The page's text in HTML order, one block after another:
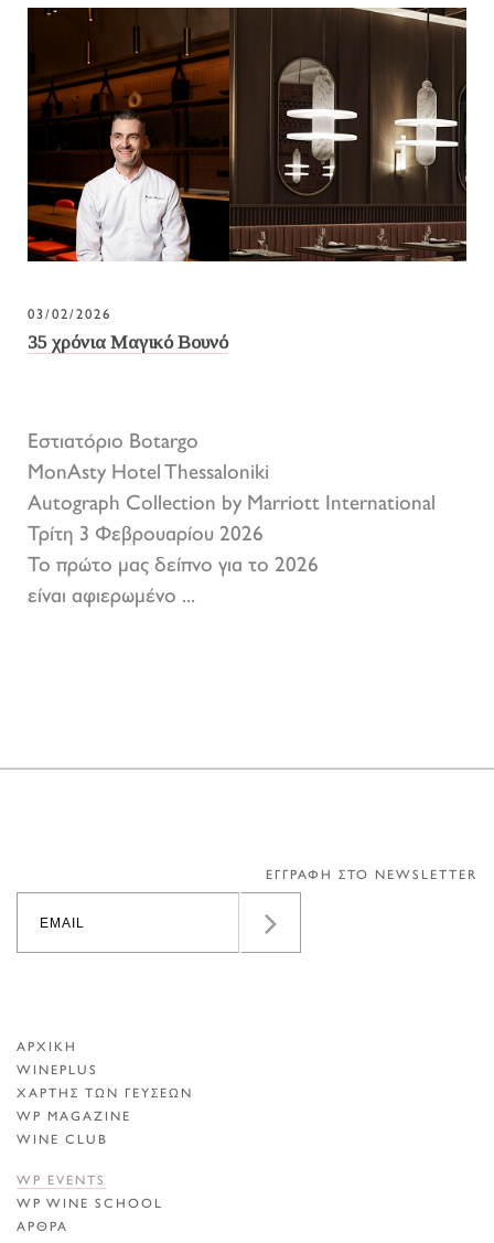
03/02/2026
35 χρόνια Μαγικό Βουνό
Εστιατόριο Botargo
MonAsty Hotel Thessaloniki
Autograph Collection by Marriott International
Τρίτη 3 Φεβρουαρίου 2026
Το πρώτο μας δείπνο για το 2026
είναι αφιερωμένο ...
ΕΓΓΡΑΦΗ ΣΤΟ NEWSLETTER
ΑΡΧΙΚΗ
WINEPLUS
ΧΑΡΤΗΣ ΤΩΝ ΓΕΥΣΕΩΝ
WP MAGAZINE
WINE CLUB
WP EVENTS
WP WINE SCHOOL
ΑΡΘΡΑ